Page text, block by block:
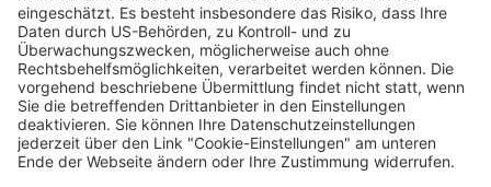
Eishallen-Sanierung in Freiburg
Matthias Joers 22.04.2026